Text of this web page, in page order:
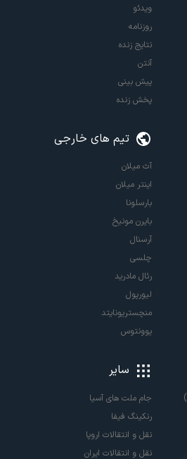
ویدئو
روزنامه
نتایج زنده
آنتن
پیش بینی
پخش زنده
تیم های خارجی
آث میلان
اینتر میلان
بارسلونا
بایرن مونیخ
آرسنال
چلسی
رئال مادرید
لیورپول
منچستریونایتد
یوونتوس
سایر
جام ملت های آسیا
رنکینگ فیفا
نقل و انتقالات اروپا
نقل و انتقالات ایران